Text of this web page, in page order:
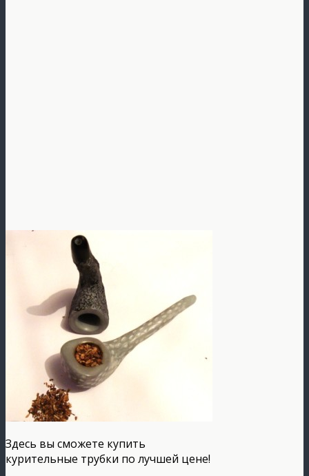
Здесь вы сможете купить
курительные трубки по лучшей цене!